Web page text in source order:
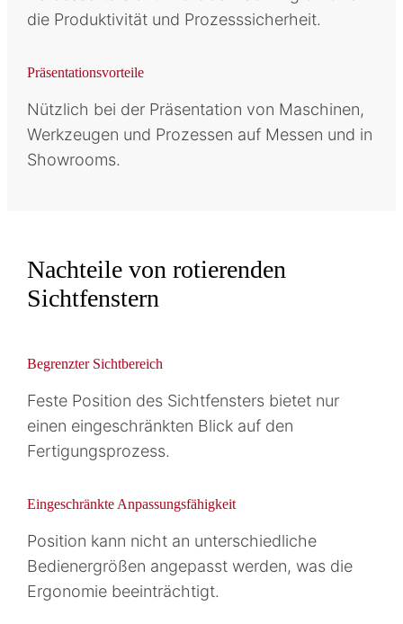
die Produktivität und Prozesssicherheit.
Präsentationsvorteile
Nützlich bei der Präsentation von Maschinen,
Werkzeugen und Prozessen auf Messen und in
Showrooms.
Nachteile von rotierenden
Sichtfenstern
Begrenzter Sichtbereich
Feste Position des Sichtfensters bietet nur
einen eingeschränkten Blick auf den
Fertigungsprozess.
Eingeschränkte Anpassungsfähigkeit
Position kann nicht an unterschiedliche
Bedienergrößen angepasst werden, was die
Ergonomie beeinträchtigt.